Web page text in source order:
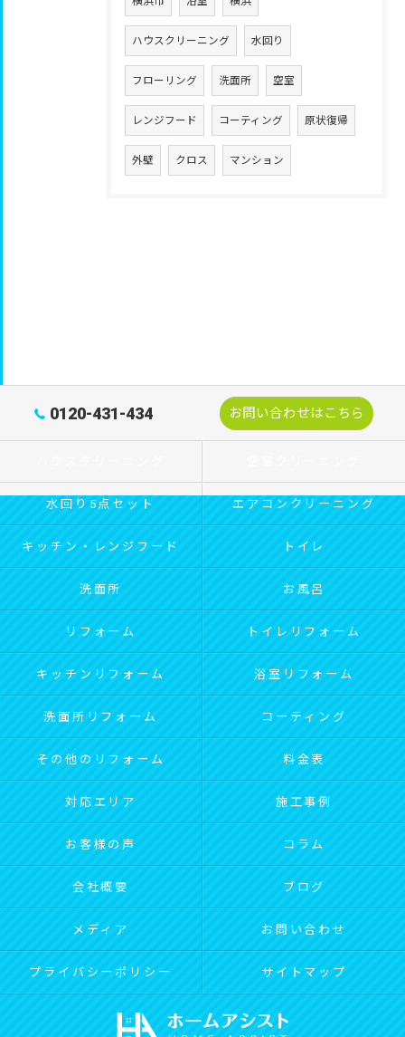
ハウスクリーニング 水回り
フローリング 洗面所 空室
レンジフード コーティング 原状復帰
外壁 クロス マンション
0120-431-434 お問い合わせはこちら
水回り5点セット エアコンクリーニング
キッチン・レンジフード トイレ
洗面所 お風呂
リフォーム トイレリフォーム
キッチンリフォーム 浴室リフォーム
洗面所リフォーム コーティング
その他のリフォーム 料金表
対応エリア 施工事例
お客様の声 コラム
会社概要 ブログ
メディア お問い合わせ
プライバシーポリシー サイトマップ